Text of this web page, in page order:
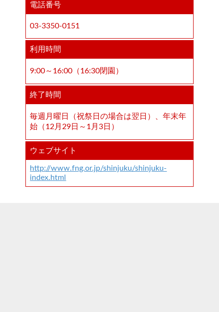
電話番号
03-3350-0151
利用時間
9:00～16:00（16:30閉園）
終了時間
毎週月曜日（祝祭日の場合は翌日）、年末年
始（12月29日～1月3日）
ウェブサイト
http://www.fng.or.jp/shinjuku/shinjuku-
index.html